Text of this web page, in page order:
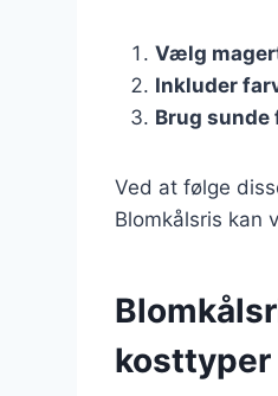
Vælg
Inkluder
Brug
Ved at følge
Blomkålsris kan
kosttyper